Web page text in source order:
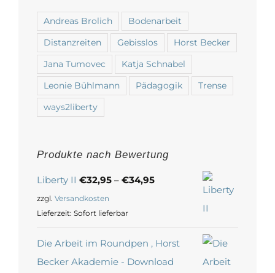
Andreas Brolich Bodenarbeit
Distanzreiten Gebisslos Horst Becker
Jana Tumovec Katja Schnabel
Leonie Bühlmann Pädagogik Trense
ways2liberty
Produkte nach Bewertung
Liberty II €32,95 – €34,95
zzgl. Versandkosten
Lieferzeit: Sofort lieferbar
Die Arbeit im Roundpen , Horst
Becker Akademie - Download